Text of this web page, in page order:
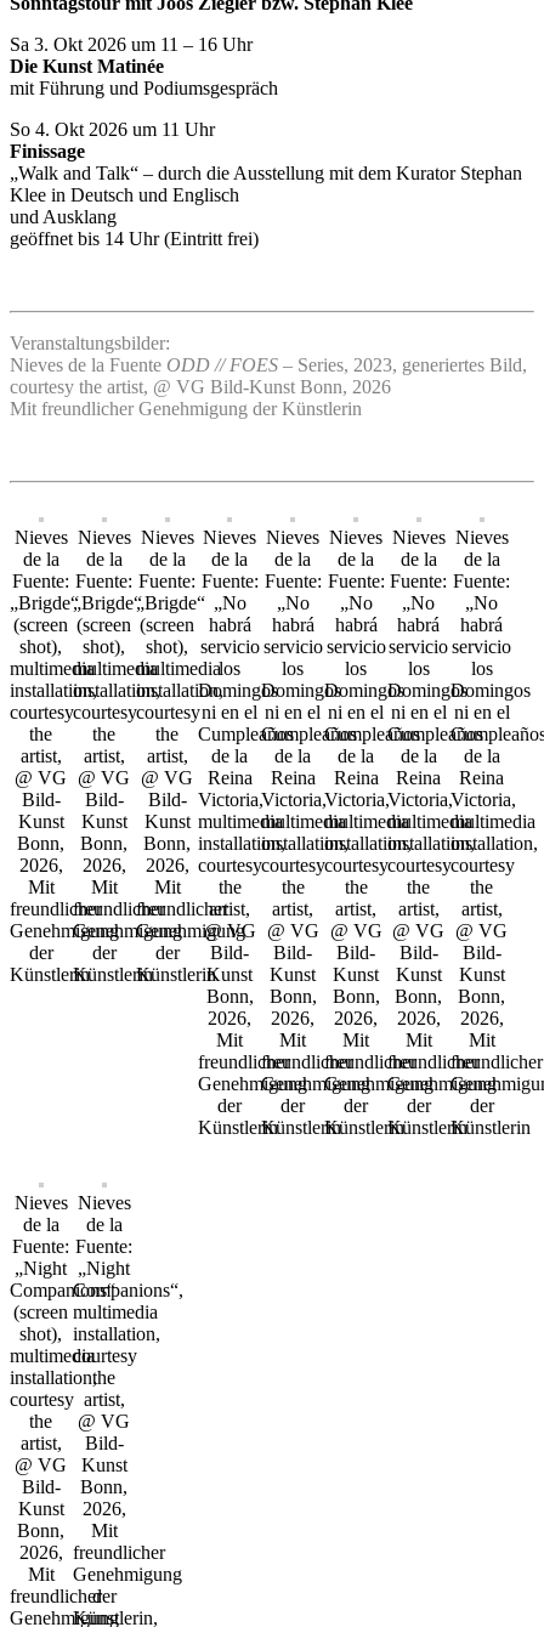
Sa 3. Okt 2026 um 11 – 16 Uhr
Die Kunst Matinée
mit Führung und Podiumsgespräch
So 4. Okt 2026 um 11 Uhr
Finissage
„Walk and Talk“ – durch die Ausstellung mit dem Kurator Stephan
Klee in Deutsch und Englisch
und Ausklang
geöffnet bis 14 Uhr (Eintritt frei)
Veranstaltungsbilder:
Nieves de la Fuente ODD // FOES – Series, 2023, generiertes Bild,
courtesy the artist, @ VG Bild-Kunst Bonn, 2026
Mit freundlicher Genehmigung der Künstlerin
Nieves
de la
Fuente:
„Brigde“
(screen
shot),
multimedia
installation,
courtesy
the
artist,
@ VG
Bild-
Kunst
Bonn,
2026,
Mit
freundlicher
Genehmigung
der
Künstlerin
Nieves
de la
Fuente:
„Brigde“
(screen
shot),
multimedia
installation,
courtesy
the
artist,
@ VG
Bild-
Kunst
Bonn,
2026,
Mit
freundlicher
Genehmigung
der
Künstlerin
Nieves
de la
Fuente:
„Brigde“
(screen
shot),
multimedia
installation,
courtesy
the
artist,
@ VG
Bild-
Kunst
Bonn,
2026,
Mit
freundlicher
Genehmigung
der
Künstlerin
Nieves
de la
Fuente:
„No
habrá
servicio
los
Domingos
ni en el
Cumpleaños
de la
Reina
Victoria,
multimedia
installation,
courtesy
the
artist,
@ VG
Bild-
Kunst
Bonn,
2026,
Mit
freundlicher
Genehmigung
der
Künstlerin
Nieves
de la
Fuente:
„No
habrá
servicio
los
Domingos
ni en el
Cumpleaños
de la
Reina
Victoria,
multimedia
installation,
courtesy
the
artist,
@ VG
Bild-
Kunst
Bonn,
2026,
Mit
freundlicher
Genehmigung
der
Künstlerin
Nieves
de la
Fuente:
„No
habrá
servicio
los
Domingos
ni en el
Cumpleaños
de la
Reina
Victoria,
multimedia
installation,
courtesy
the
artist,
@ VG
Bild-
Kunst
Bonn,
2026,
Mit
freundlicher
Genehmigung
der
Künstlerin
Nieves
de la
Fuente:
„No
habrá
servicio
los
Domingos
ni en el
Cumpleaños
de la
Reina
Victoria,
multimedia
installation,
courtesy
the
artist,
@ VG
Bild-
Kunst
Bonn,
2026,
Mit
freundlicher
Genehmigung
der
Künstlerin
Nieves
de la
Fuente:
„No
habrá
servicio
los
Domingos
ni en el
de la
Reina
Victoria,
multimedia
installation,
courtesy
the
artist,
@ VG
Bild-
Kunst
Bonn,
2026,
Mit
freundlicher
der
Künstlerin
Nieves
de la
Fuente:
„Night
Companions“
(screen
shot),
multimedia
installation,
courtesy
the
artist,
@ VG
Bild-
Kunst
Bonn,
2026,
Mit
freundlicher
Genehmigung
Nieves
de la
Fuente:
„Night
Companions“,
multimedia
installation,
courtesy
the
artist,
@ VG
Bild-
Kunst
Bonn,
2026,
Mit
freundlicher
Genehmigung
der
Künstlerin,